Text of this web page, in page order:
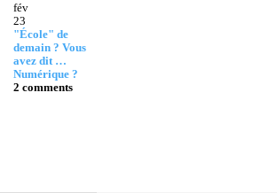
fév
23
"École" de
demain ? Vous
avez dit …
Numérique ?
2 comments